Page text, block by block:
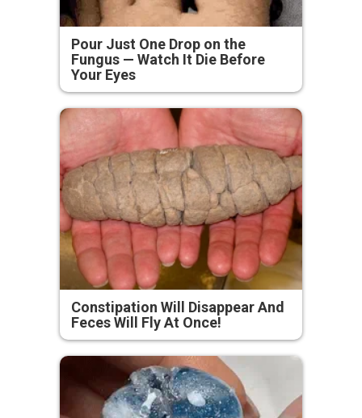
Pour Just One Drop on the
Fungus — Watch It Die Before
Your Eyes
Constipation Will Disappear And
Feces Will Fly At Once!